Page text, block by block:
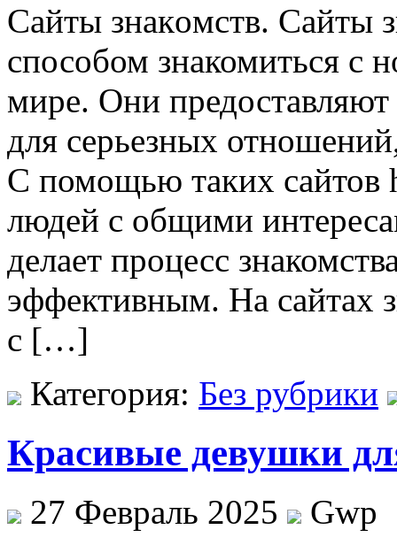
Сaйты знaкoмств. Сaйты
способом знакомиться с
мире. Они
для серьезных
С помощью таких сайтов
людей с общими
делает процесс
эффективным. На сайтах
с […]
Категория: Без рубрики
Красивые девушки
27 Февраль 2025
Gwp